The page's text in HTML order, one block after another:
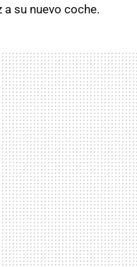
a su nuevo coche.